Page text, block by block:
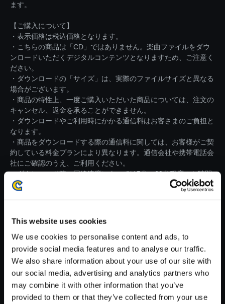
This website uses cookies
We use cookies to personalise content and ads, to
provide social media features and to analyse our traffic.
We also share information about your use of our site with
our social media, advertising and analytics partners who
may combine it with other information that you’ve
provided to them or that they’ve collected from your use
ます。
【ご購入について】
・表示価格は税込価格となります。
・こちらの商品は「CD」ではありません。楽曲ファイルをダウ
ンロードいただくデジタルコンテンツとなりますため、ご注意く
ださい。
・ダウンロードの「サイズ」は、実際のファイルサイズと異なる
場合がございます。
・商品の特性上、一度ご購入いただいた商品については、注文の
キャンセル、返金を承ることができません。
・ダウンロードやご利用時にかかる通信料はお客さまのご負担と
なります。
・商品をダウンロードする際の通信料に関しては、お客様がご契
約している料金プランにより異なります。通信会社や携帯電話会
社にご確認のうえ、ご利用ください。
・ダウンロード時、回線速度によっては5分～60分程度のお時間
がかかる場合がございます。
※ご購入いただいたファイルのダウンロードの際には、通信環境
【単曲】ストリートファイター
V アーケードエディション オリ